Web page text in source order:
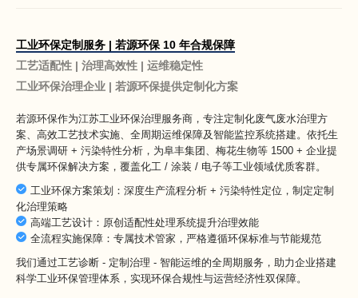
工业环保定制服务 | 若源环保 10 年合规保障
工艺适配性 | 治理高效性 | 运维稳定性
工业环保治理企业 | 若源环保提供定制化方案
若源环保作为江苏工业环保治理服务商 ，专注定制化废气废水治理方
案、高效工艺技术实施、全周期运维保障及智能监控系统搭建。依托生
产场景调研 + 污染特性分析，为阜丰集团、梅花生物等 1500 + 企业提
供专属环保解决方案，覆盖化工 / 涂装 / 电子等工业领域优质客群。
工业环保方案策划：深度生产流程分析 + 污染特性定位，制定定制
化治理策略
高端工艺设计：原创适配性处理系统提升治理效能
全流程实施保障：专属技术管家，严格遵循环保标准与节能规范
我们通过工艺诊断 - 定制治理 - 智能运维的全周期服务，助力企业搭建
科学工业环保管理体系，实现环保合规性与运营经济性双保障。